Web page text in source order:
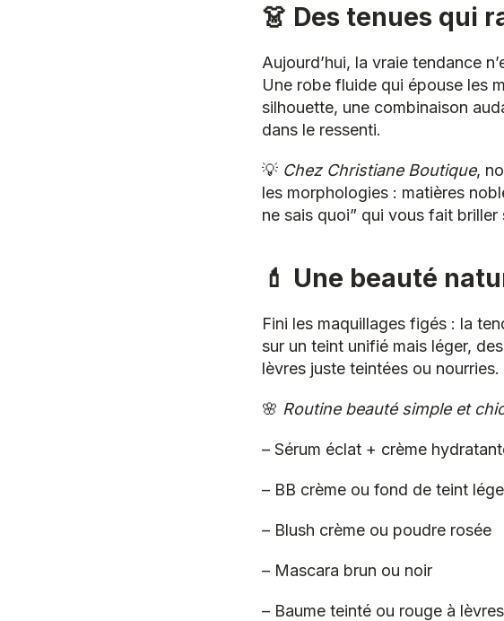
👗 Des tenues qui
Aujourd’hui, la vraie tendance
Une robe fluide qui épouse les
silhouette, une combinaison
dans le ressenti.
💡 Chez Christiane Boutique,
les morphologies : matières
ne sais quoi” qui vous fait briller
💄 Une beauté
Fini les maquillages figés : la
sur un teint unifié mais léger,
lèvres juste teintées ou nourries.
🌸 Routine beauté simple et
– Sérum éclat + crème
– BB crème ou fond de teint
– Blush crème ou poudre rosée
– Mascara brun ou noir
– Baume teinté ou rouge à